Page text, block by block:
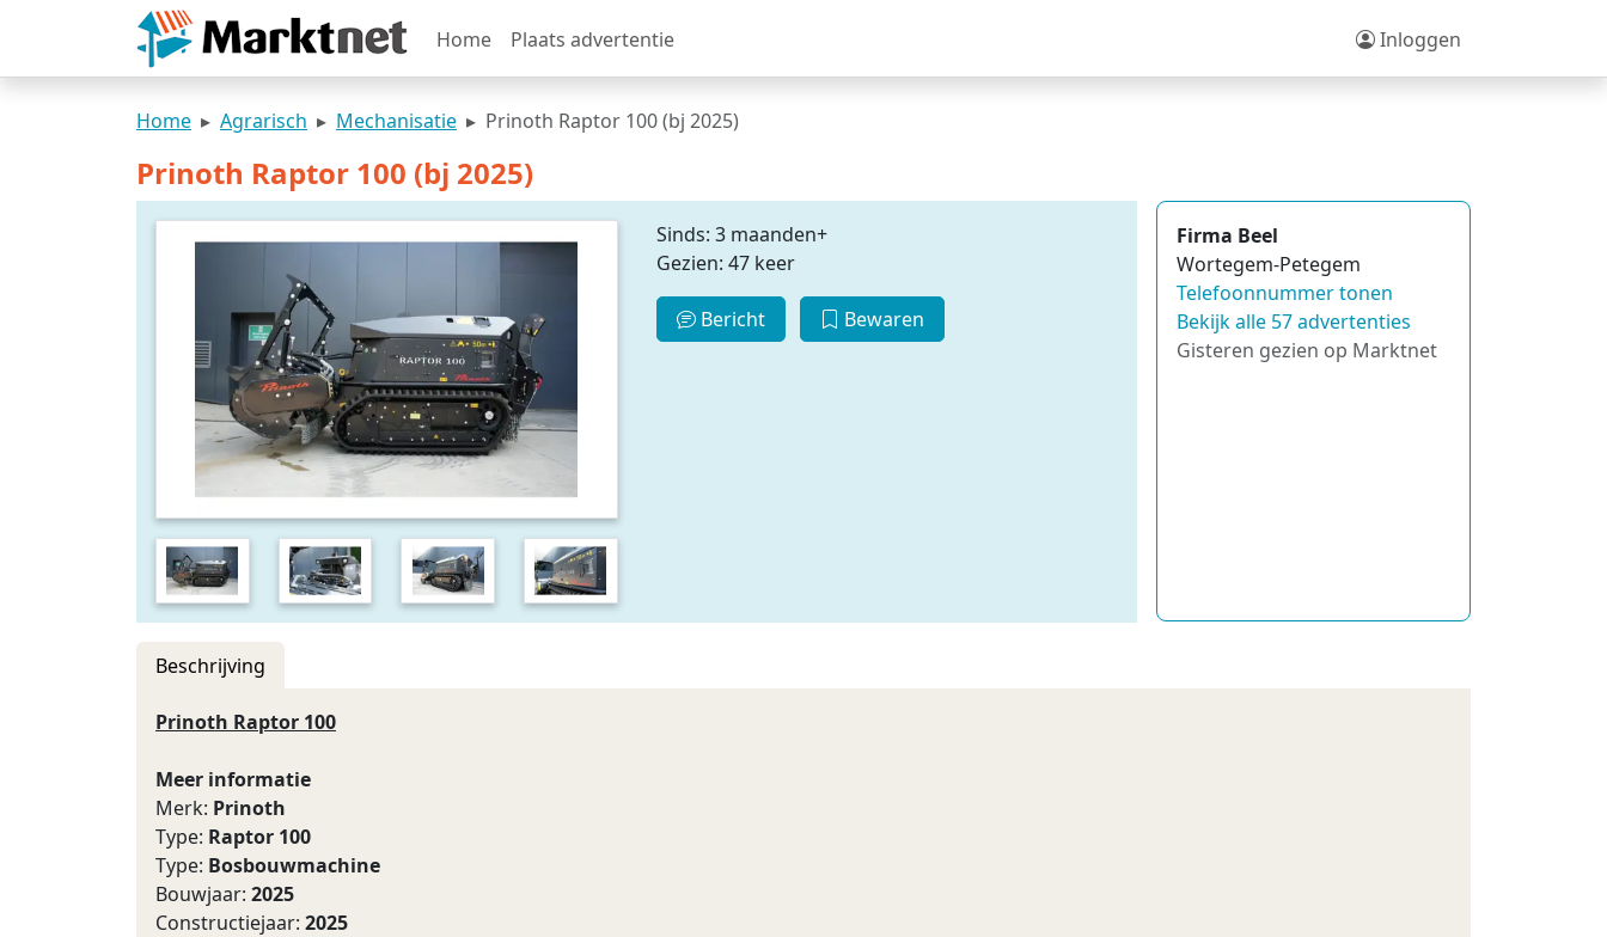
Home Plaats advertentie Inloggen
Home Agrarisch Mechanisatie Prinoth Raptor 100 (bj 2025)
Prinoth Raptor 100 (bj 2025)
Sinds: 3 maanden+
Gezien: 47 keer
Bericht Bewaren
Firma Beel
Wortegem-Petegem
Telefoonnummer tonen
Bekijk alle 57 advertenties
Gisteren gezien op Marktnet
Beschrijving
Prinoth Raptor 100
Meer informatie
Merk: Prinoth
Type: Raptor 100
Type: Bosbouwmachine
Bouwjaar: 2025
Constructiejaar: 2025